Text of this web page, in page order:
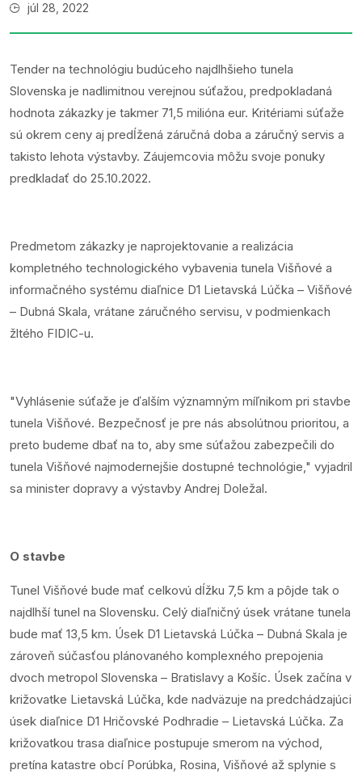
júl 28, 2022
Tender na technológiu budúceho najdlhšieho tunela
Slovenska je nadlimitnou verejnou súťažou, predpokladaná
hodnota zákazky je takmer 71,5 milióna eur. Kritériami súťaže
sú okrem ceny aj predĺžená záručná doba a záručný servis a
takisto lehota výstavby. Záujemcovia môžu svoje ponuky
predkladať do 25.10.2022.
Predmetom zákazky je naprojektovanie a realizácia
kompletného technologického vybavenia tunela Višňové a
informačného systému diaľnice D1 Lietavská Lúčka – Višňové
– Dubná Skala, vrátane záručného servisu, v podmienkach
žltého FIDIC-u.
"Vyhlásenie súťaže je ďalším významným míľnikom pri stavbe
tunela Višňové. Bezpečnosť je pre nás absolútnou prioritou, a
preto budeme dbať na to, aby sme súťažou zabezpečili do
tunela Višňové najmodernejšie dostupné technológie," vyjadril
sa minister dopravy a výstavby Andrej Doležal.
O stavbe
Tunel Višňové bude mať celkovú dĺžku 7,5 km a pôjde tak o
najdlhší tunel na Slovensku. Celý diaľničný úsek vrátane tunela
bude mať 13,5 km. Úsek D1 Lietavská Lúčka – Dubná Skala je
zároveň súčasťou plánovaného komplexného prepojenia
dvoch metropol Slovenska – Bratislavy a Košíc. Úsek začína v
križovatke Lietavská Lúčka, kde nadväzuje na predchádzajúci
úsek diaľnice D1 Hričovské Podhradie – Lietavská Lúčka. Za
križovatkou trasa diaľnice postupuje smerom na východ,
pretína katastre obcí Porúbka, Rosina, Višňové až splynie s